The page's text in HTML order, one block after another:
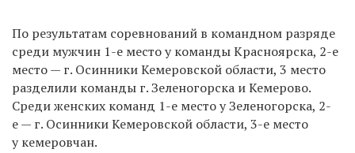
По результатам соревнований в командном разряде
среди мужчин 1-е место у команды Красноярска, 2-е
место — г. Осинники Кемеровской области, 3 место
разделили команды г. Зеленогорска и Кемерово.
Среди женских команд 1-е место у Зеленогорска, 2-
е — г. Осинники Кемеровской области, 3-е место
у кемеровчан.